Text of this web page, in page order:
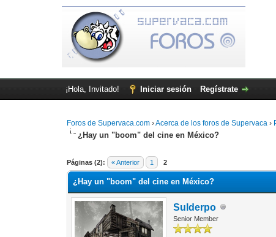
¡Hola, Invitado! Iniciar sesión Regístrate
Foros de Supervaca.com ›Acerca de los foros de Supervaca ›
¿Hay un "boom" del cine en México?
Páginas (2): « Anterior 1 2
0 voto(s) - 0 Media
1
2
3
4
5
¿Hay un "boom" del cine en México?
Sulderpo
Senior Member